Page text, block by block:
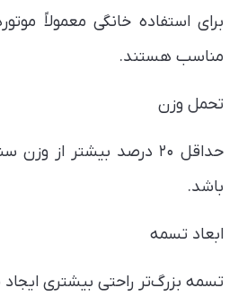
مناسب هستند.
تحمل وزن
حداقل ۲۰ درصد بیشتر از
باشد.
ابعاد تسمه
تسمه بزرگ‌تر راحتی بیشتری